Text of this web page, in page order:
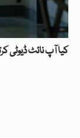
کیا آپ نائٹ ڈیوٹی